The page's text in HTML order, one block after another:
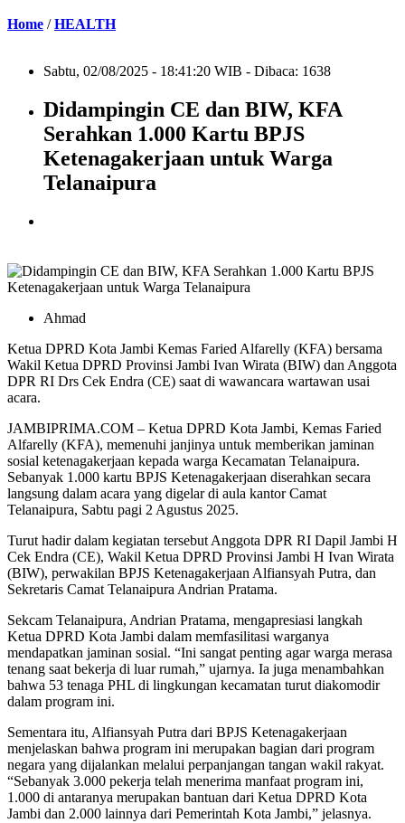
Home /HEALTH
Sabtu, 02/08/2025 - 18:41:20 WIB - Dibaca: 1638
Didampingin CE dan BIW, KFA
Serahkan 1.000 Kartu BPJS
Ketenagakerjaan untuk Warga
Telanaipura
Ahmad
Ketua DPRD Kota Jambi Kemas Faried Alfarelly (KFA) bersama
Wakil Ketua DPRD Provinsi Jambi Ivan Wirata (BIW) dan Anggota
DPR RI Drs Cek Endra (CE) saat di wawancara wartawan usai
acara.
JAMBIPRIMA.COM – Ketua DPRD Kota Jambi, Kemas Faried
Alfarelly (KFA), memenuhi janjinya untuk memberikan jaminan
sosial ketenagakerjaan kepada warga Kecamatan Telanaipura.
Sebanyak 1.000 kartu BPJS Ketenagakerjaan diserahkan secara
langsung dalam acara yang digelar di aula kantor Camat
Telanaipura, Sabtu pagi 2 Agustus 2025.
Turut hadir dalam kegiatan tersebut Anggota DPR RI Dapil Jambi H
Cek Endra (CE), Wakil Ketua DPRD Provinsi Jambi H Ivan Wirata
(BIW), perwakilan BPJS Ketenagakerjaan Alfiansyah Putra, dan
Sekretaris Camat Telanaipura Andrian Pratama.
Sekcam Telanaipura, Andrian Pratama, mengapresiasi langkah
Ketua DPRD Kota Jambi dalam memfasilitasi warganya
mendapatkan jaminan sosial. “Ini sangat penting agar warga merasa
tenang saat bekerja di luar rumah,” ujarnya. Ia juga menambahkan
bahwa 53 tenaga PHL di lingkungan kecamatan turut diakomodir
dalam program ini.
Sementara itu, Alfiansyah Putra dari BPJS Ketenagakerjaan
menjelaskan bahwa program ini merupakan bagian dari program
negara yang dijalankan melalui perpanjangan tangan wakil rakyat.
“Sebanyak 3.000 pekerja telah menerima manfaat program ini,
1.000 di antaranya merupakan bantuan dari Ketua DPRD Kota
Jambi dan 2.000 lainnya dari Pemerintah Kota Jambi,” jelasnya.